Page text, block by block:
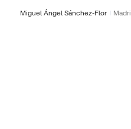
Miguel Ángel Sánchez-Flor